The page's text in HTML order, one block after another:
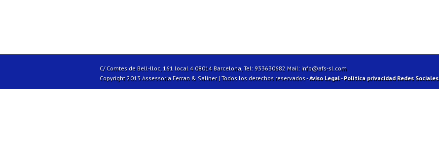
C/ Comtes de Bell-lloc, 161 local 4 08014 Barcelona, Tel: 933630682 Mail: info@afs-sl.com
Copyright 2013 Assessoria Ferran & Saliner | Todos los derechos reservados -Aviso Legal-Política privacidad Redes Sociales